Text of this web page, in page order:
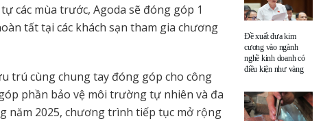
các mùa trước, Agoda sẽ đóng góp 1
tất tại các khách sạn tham gia chương
trú cùng chung tay đóng góp cho công
phần bảo vệ môi trường tự nhiên và đa
năm 2025, chương trình tiếp tục mở rộng
Đề xuất đưa kim
cương vào ngành
nghề kinh doanh có
điều kiện như vàng